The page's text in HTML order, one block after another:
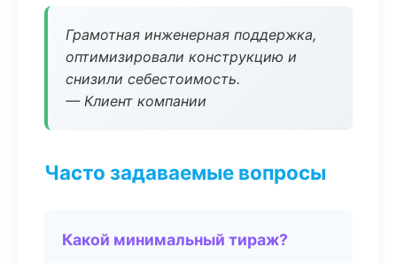
Грамотная инженерная поддержка,
оптимизировали конструкцию и
снизили себестоимость.
— Клиент компании
Часто задаваемые вопросы
Какой минимальный тираж?